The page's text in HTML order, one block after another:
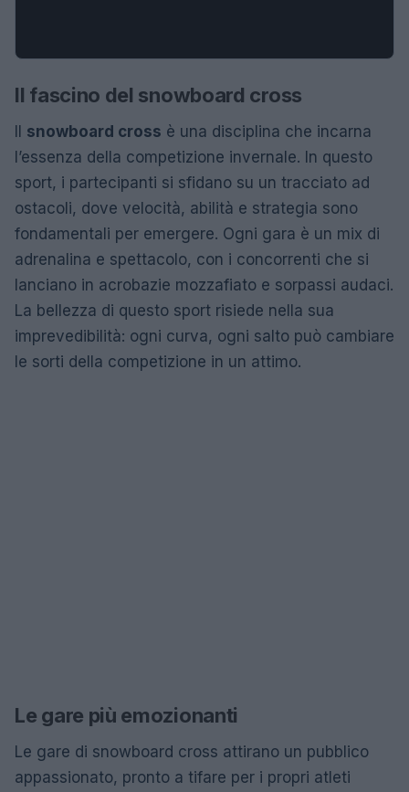
Il fascino del snowboard cross
Il snowboard cross è una disciplina che incarna
l’essenza della competizione invernale. In questo
sport, i partecipanti si sfidano su un tracciato ad
ostacoli, dove velocità, abilità e strategia sono
fondamentali per emergere. Ogni gara è un mix di
adrenalina e spettacolo, con i concorrenti che si
lanciano in acrobazie mozzafiato e sorpassi audaci.
La bellezza di questo sport risiede nella sua
imprevedibilità: ogni curva, ogni salto può cambiare
le sorti della competizione in un attimo.
Le gare più emozionanti
Le gare di snowboard cross attirano un pubblico
appassionato, pronto a tifare per i propri atleti